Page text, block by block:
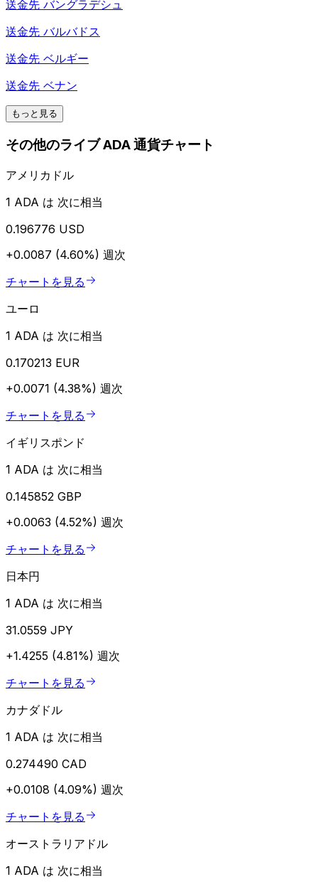
送金先 バングラデシュ
送金先 バルバドス
送金先 ベルギー
送金先 ベナン
もっと見る
その他のライブ ADA 通貨チャート
アメリカドル
1 ADA は 次に相当
0.196776 USD
+0.0087 (4.60%) 週次
チャートを見る
ユーロ
1 ADA は 次に相当
0.170213 EUR
+0.0071 (4.38%) 週次
チャートを見る
イギリスポンド
1 ADA は 次に相当
0.145852 GBP
+0.0063 (4.52%) 週次
チャートを見る
日本円
1 ADA は 次に相当
31.0559 JPY
+1.4255 (4.81%) 週次
チャートを見る
カナダドル
1 ADA は 次に相当
0.274490 CAD
+0.0108 (4.09%) 週次
チャートを見る
オーストラリアドル
1 ADA は 次に相当